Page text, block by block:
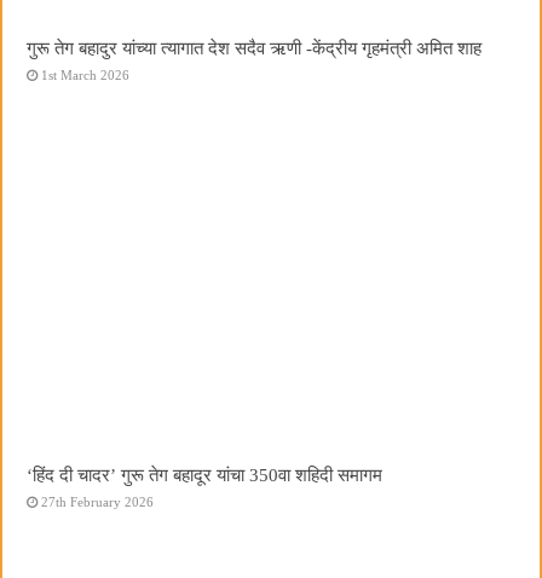
गुरू तेग बहादुर यांच्या त्यागात देश सदैव ऋणी -केंद्रीय गृहमंत्री अमित शाह
1st March 2026
‘हिंद दी चादर’ गुरू तेग बहादूर यांचा 350वा शहिदी समागम
27th February 2026